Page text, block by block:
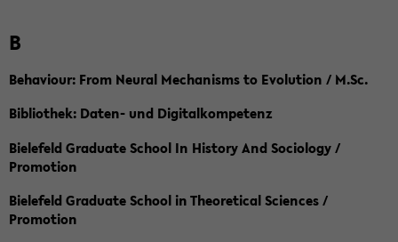
B
Behaviour: From Neural Mechanisms to Evolution / M.Sc.
Bibliothek: Daten- und Digitalkompetenz
Bielefeld Graduate School In History And Sociology /
Promotion
Bielefeld Graduate School in Theoretical Sciences /
Promotion